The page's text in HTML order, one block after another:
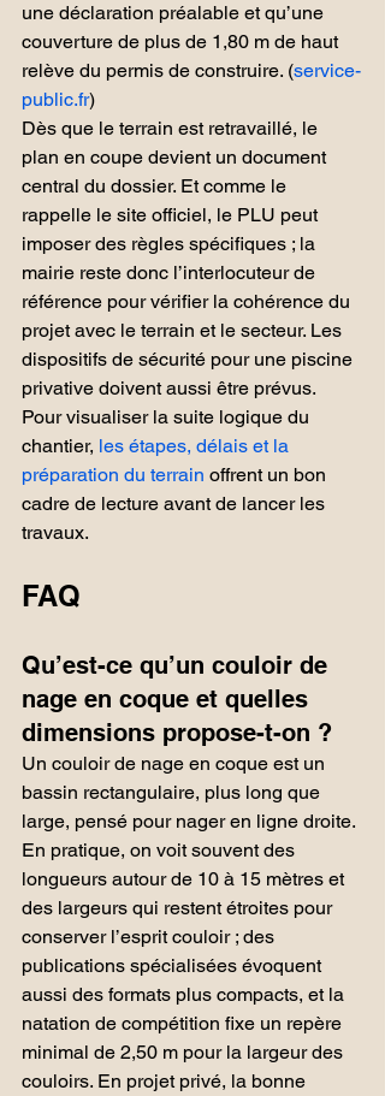
une déclaration préalable et qu’une
couverture de plus de 1,80 m de haut
relève du permis de construire. (service-
public.fr)
Dès que le terrain est retravaillé, le
plan en coupe devient un document
central du dossier. Et comme le
rappelle le site officiel, le PLU peut
imposer des règles spécifiques ; la
mairie reste donc l’interlocuteur de
référence pour vérifier la cohérence du
projet avec le terrain et le secteur. Les
dispositifs de sécurité pour une piscine
privative doivent aussi être prévus.
Pour visualiser la suite logique du
chantier, les étapes, délais et la
préparation du terrain offrent un bon
cadre de lecture avant de lancer les
travaux.
FAQ
Qu’est-ce qu’un couloir de
nage en coque et quelles
dimensions propose-t-on ?
Un couloir de nage en coque est un
bassin rectangulaire, plus long que
large, pensé pour nager en ligne droite.
En pratique, on voit souvent des
longueurs autour de 10 à 15 mètres et
des largeurs qui restent étroites pour
conserver l’esprit couloir ; des
publications spécialisées évoquent
aussi des formats plus compacts, et la
natation de compétition fixe un repère
minimal de 2,50 m pour la largeur des
couloirs. En projet privé, la bonne